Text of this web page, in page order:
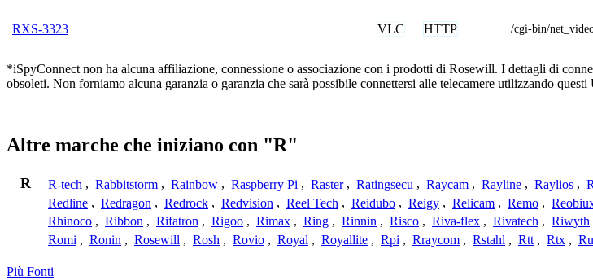
RXS-3323 VLC HTTP /cgi-bin/
*iSpyConnect non ha alcuna affiliazione, connessione o associazione con i prodotti di Rosewill. I dettagli di
obsoleti. Non forniamo alcuna garanzia o garanzia che sarà possibile connettersi alle telecamere utilizzando
Altre marche che iniziano con "R"
R R-tech , Rabbitstorm , Rainbow , Raspberry Pi , Raster , Ratingsecu , Raycam , Rayline , Raylios ,
Redline , Redragon , Redrock , Redvision , Reel Tech , Reidubo , Reigy , Relicam , Remo ,
Rhinoco , Ribbon , Rifatron , Rigoo , Rimax , Ring , Rinnin , Risco , Riva-flex , Rivatech , Riwyth
Romi , Ronin , Rosewill , Rosh , Rovio , Royal , Royallite , Rpi , Rraycom , Rstahl , Rtt , Rtx ,
Più Fonti